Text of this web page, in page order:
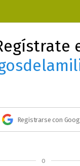
Registrarse con
o